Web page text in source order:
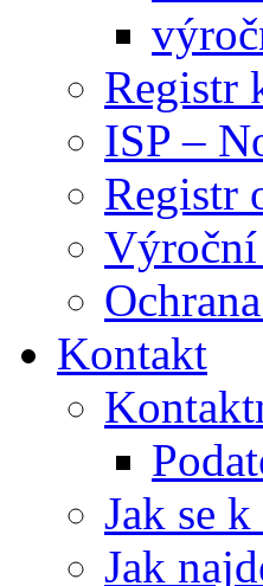
Registr
ISP –
Registr
Kontakt
Jak se
Jak